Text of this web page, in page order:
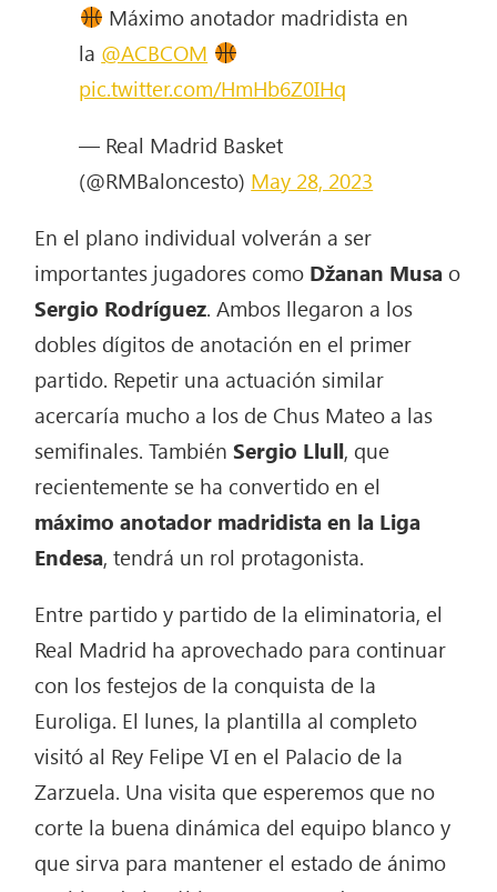
Máximo anotador madridista en
la @ACBCOM
pic.twitter.com/HmHb6Z0IHq
— Real Madrid Basket
(@RMBaloncesto) May 28, 2023
En el plano individual volverán a ser
importantes jugadores como Džanan Musa o
Sergio Rodríguez. Ambos llegaron a los
dobles dígitos de anotación en el primer
partido. Repetir una actuación similar
acercaría mucho a los de Chus Mateo a las
semifinales. También Sergio Llull, que
recientemente se ha convertido en el
máximo anotador madridista en la Liga
Endesa, tendrá un rol protagonista.
Entre partido y partido de la eliminatoria, el
Real Madrid ha aprovechado para continuar
con los festejos de la conquista de la
Euroliga. El lunes, la plantilla al completo
visitó al Rey Felipe VI en el Palacio de la
Zarzuela. Una visita que esperemos que no
corte la buena dinámica del equipo blanco y
que sirva para mantener el estado de ánimo